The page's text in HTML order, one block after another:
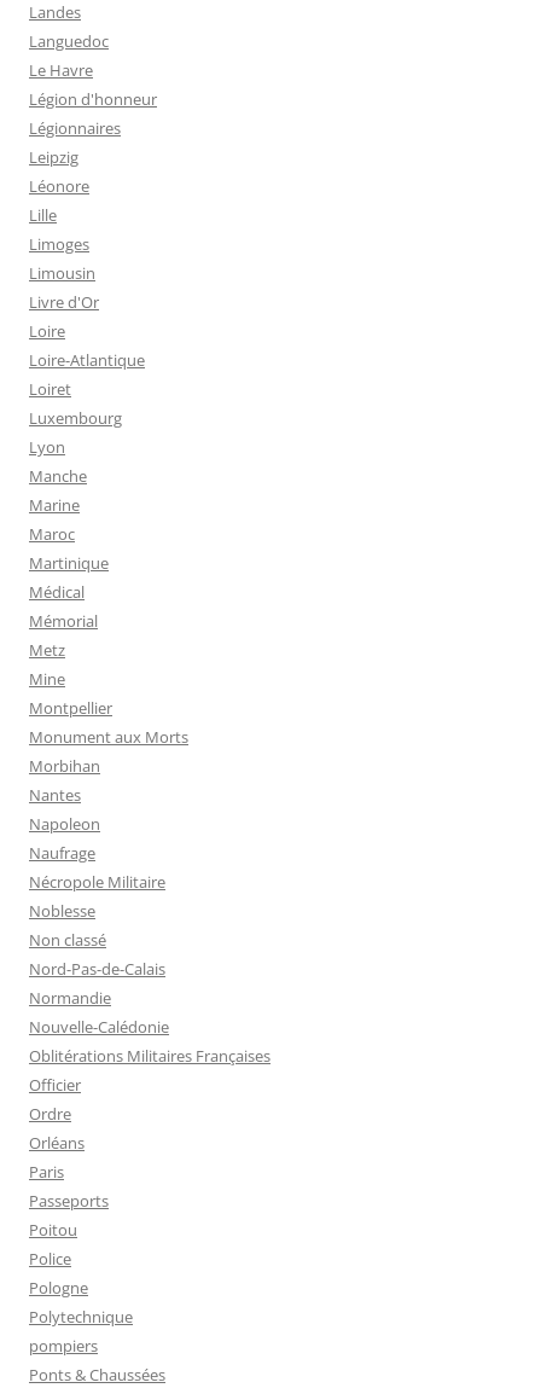
Landes
Languedoc
Le Havre
Légion d'honneur
Légionnaires
Leipzig
Léonore
Lille
Limoges
Limousin
Livre d'Or
Loire
Loire-Atlantique
Loiret
Luxembourg
Lyon
Manche
Marine
Maroc
Martinique
Médical
Mémorial
Metz
Mine
Montpellier
Monument aux Morts
Morbihan
Nantes
Napoleon
Naufrage
Nécropole Militaire
Noblesse
Non classé
Nord-Pas-de-Calais
Normandie
Nouvelle-Calédonie
Oblitérations Militaires Françaises
Officier
Ordre
Orléans
Paris
Passeports
Poitou
Police
Pologne
Polytechnique
pompiers
Ponts & Chaussées